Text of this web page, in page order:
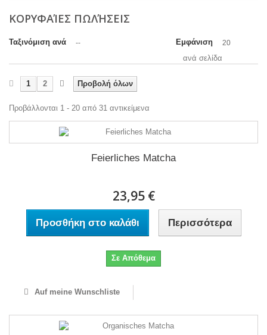
ΚΟΡΥΦΑΊΕΣ ΠΩΛΉΣΕΙΣ
Ταξινόμιση ανά -- Εμφάνιση 20
ανά σελίδα
Προβολή όλων
1 2
Προβάλλονται 1 - 20 από 31 αντικείμενα
Feierliches Matcha
23,95 €
Προσθήκη στο καλάθι Περισσότερα
Σε Απόθεμα
Auf meine Wunschliste